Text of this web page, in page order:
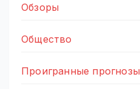
Обзоры
Общество
Проигранные прогнозы